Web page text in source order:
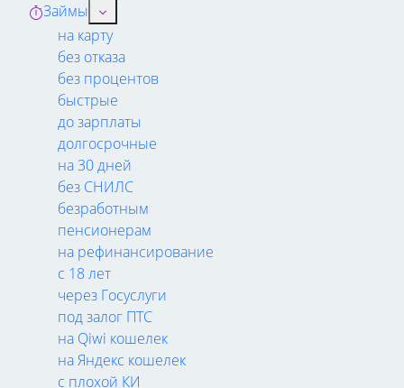
Займы
на карту
без отказа
без процентов
быстрые
до зарплаты
долгосрочные
на 30 дней
без СНИЛС
безработным
пенсионерам
на рефинансирование
с 18 лет
через Госуслуги
под залог ПТС
на Qiwi кошелек
на Яндекс кошелек
с плохой КИ